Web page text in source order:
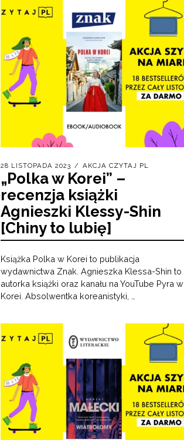
28 LISTOPADA 2023 AKCJA CZYTAJ PL
„Polka w Korei” –
recenzja książki
Agnieszki Klessy-Shin
[Chiny to lubię]
Książka Polka w Korei to publikacja
wydawnictwa Znak. Agnieszka Klessa-Shin to
autorka książki oraz kanału na YouTube Pyra w
Korei. Absolwentka koreanistyki, …